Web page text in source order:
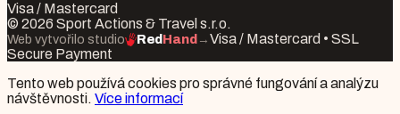
Visa / Mastercard
© 2026 Sport Actions & Travel s.r.o.
Web vytvořilo studio RedHand →Visa / Mastercard • SSL
Secure Payment
Tento web používá cookies pro správné fungování a analýzu
návštěvnosti. Více informací